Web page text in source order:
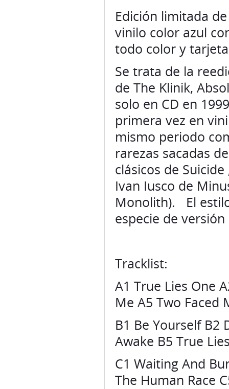
Edición limitada
vinilo color azul
todo color y
Se trata de la
de The Klinik,
solo en CD en
primera vez en
mismo periodo
rarezas sacadas
clásicos de
Ivan Iusco de
Monolith). El
especie de
Tracklist:
A1 True Lies One
Me A5 Two Faced
B1 Be Yourself B2
Awake B5 True
C1 Waiting And
The Human Race